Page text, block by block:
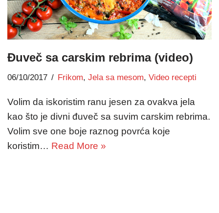
Đuveč sa carskim rebrima (video)
06/10/2017 Frikom, Jela sa mesom, Video recepti
Volim da iskoristim ranu jesen za ovakva jela
kao što je divni đuveč sa suvim carskim rebrima.
Volim sve one boje raznog povrća koje
koristim… Read More »